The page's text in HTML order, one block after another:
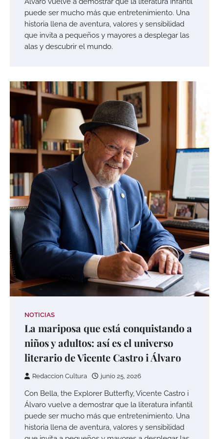
puede ser mucho más que entretenimiento. Una
historia llena de aventura, valores y sensibilidad
que invita a pequeños y mayores a desplegar las
alas y descubrir el mundo.
NOTICIAS
La mariposa que está conquistando a
niños y adultos: así es el universo
literario de Vicente Castro i Álvaro
Redaccion Cultura junio 25, 2026
Con Bella, the Explorer Butterfly, Vicente Castro i
Álvaro vuelve a demostrar que la literatura infantil
puede ser mucho más que entretenimiento. Una
historia llena de aventura, valores y sensibilidad